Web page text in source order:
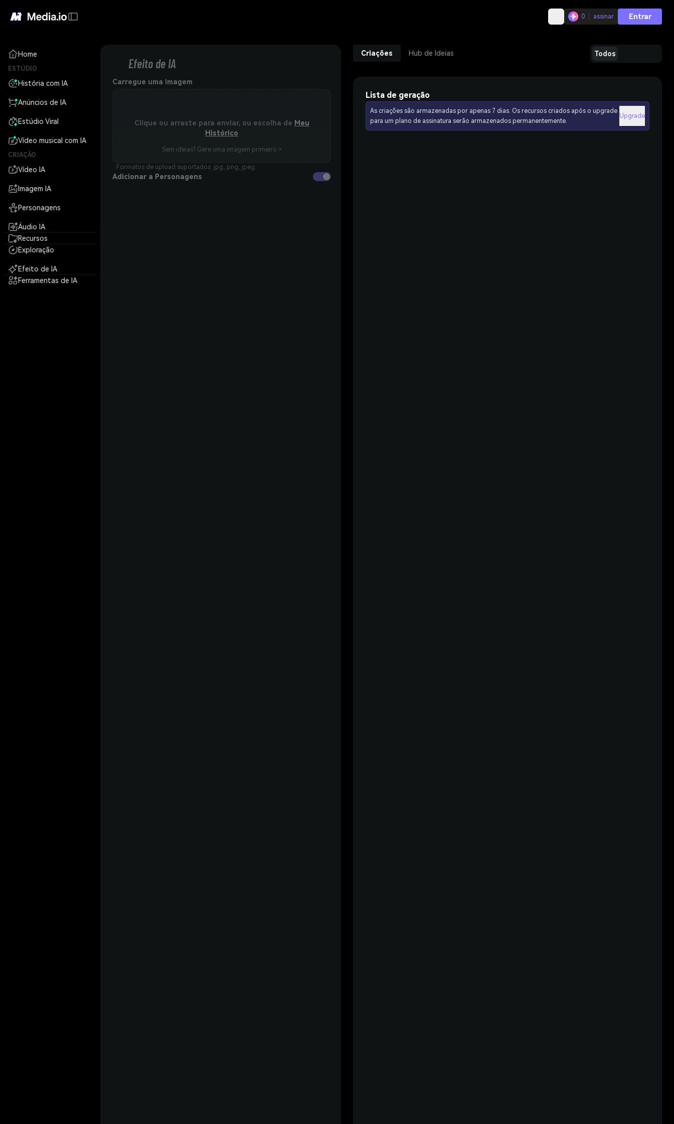
0 assinar Entrar
Home
ESTÚDIO
História com IA
Anúncios de IA
Estúdio Viral
Vídeo musical com IA
CRIAÇÃO
Vídeo IA
Imagem IA
Personagens
Áudio IA
Recursos
Exploração
Efeito de IA
Ferramentas de IA
Efeito de IA
Carregue uma imagem
Clique ou arraste para enviar, ou escolha de Meu
Histórico
Sem ideias? Gere uma imagem primeiro >
Formatos de upload suportados: jpg, png, jpeg.
Adicionar a Personagens
Criações Hub de Ideias Todos
Lista de geração
As criações são armazenadas por apenas 7 dias. Os recursos criados após o upgrade
para um plano de assinatura serão armazenados permanentemente.
Upgrade